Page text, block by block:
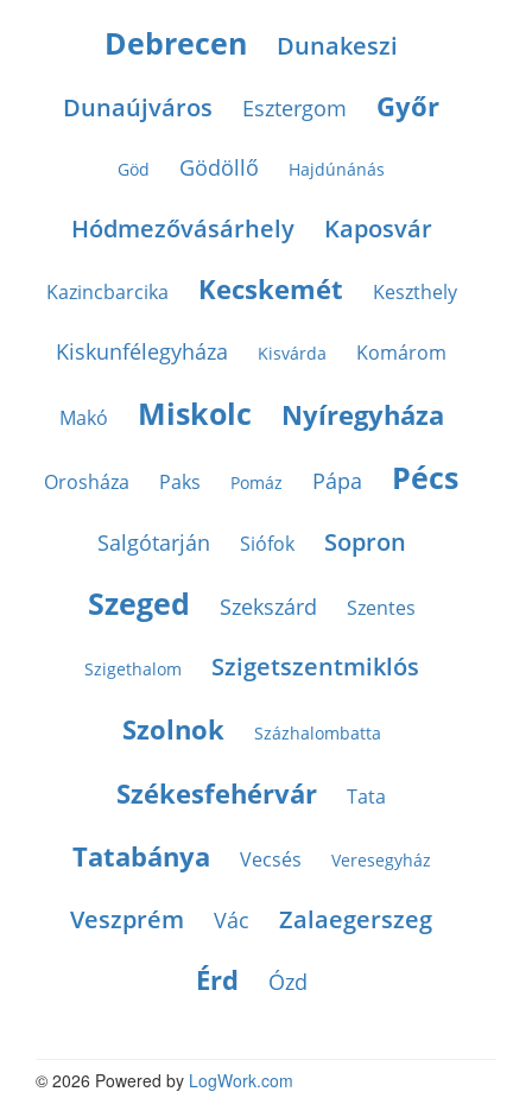
Debrecen
Dunakeszi
Dunaújváros
Esztergom Győr
Göd Gödöllő Hajdúnánás
Hódmezővásárhely Kaposvár
Kazincbarcika Kecskemét Keszthely
Kiskunfélegyháza Kisvárda Komárom
Makó Miskolc Nyíregyháza
Orosháza Paks Pomáz Pápa Pécs
Salgótarján Siófok Sopron
Szeged Szekszárd Szentes
Szigethalom Szigetszentmiklós
Szolnok Százhalombatta
Székesfehérvár Tata
Tatabánya Vecsés Veresegyház
Veszprém Vác Zalaegerszeg
Érd Ózd
© 2026 Powered by LogWork.com